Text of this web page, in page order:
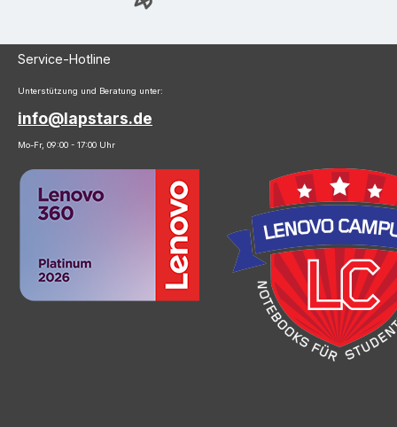
Service-Hotline
Unterstützung und Beratung unter:
info@lapstars.de
Mo-Fr, 09:00 - 17:00 Uhr